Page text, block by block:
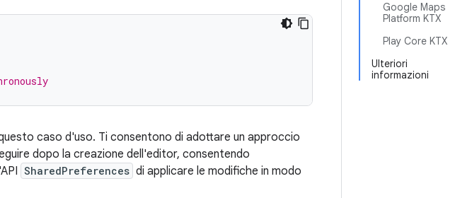
Google Maps
Platform KTX
Play Core KTX
Ulteriori
informazioni
caso d'uso. Ti consentono di adottare un approccio
dopo la creazione dell'editor, consentendo
SharedPreferences di applicare le modifiche in modo